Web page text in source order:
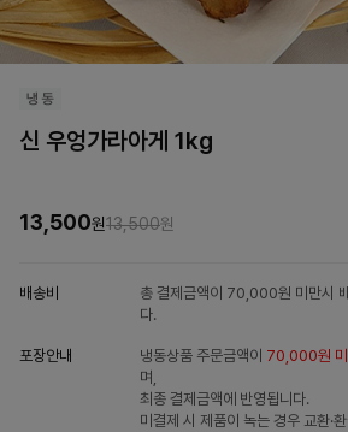
신 우엉가라아게 1kg
13,500원13,500원
배송비
총 결제금액이 70,000원 미만시
다.
포장안내 냉동상품 주문금액이 70,000원 미
며,
최종 결제금액에 반영됩니다.
미결제 시 제품이 녹는 경우 교환·